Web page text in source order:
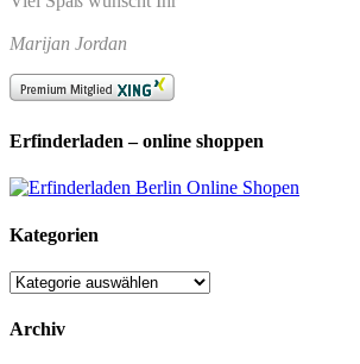
Marijan Jordan
Erfinderladen – online shoppen
Kategorien
Kategorien
Archiv